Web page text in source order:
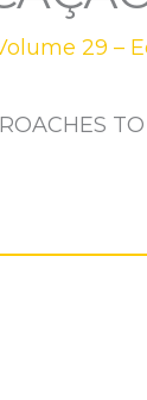
29 –